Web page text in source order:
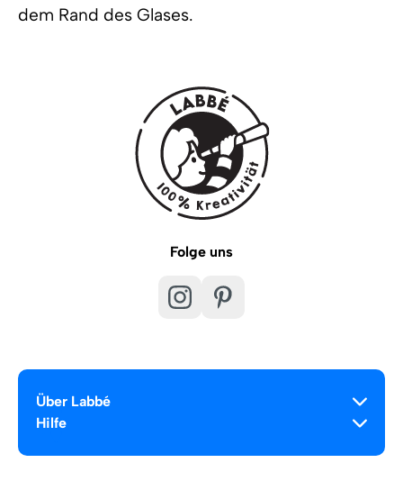
dem Rand des Glases.
Folge uns
Über Labbé
Hilfe